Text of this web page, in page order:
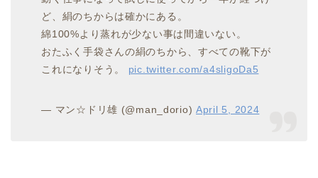
ど、絹のちからは確かにある。
綿100%より蒸れが少ない事は間違いない。
おたふく手袋さんの絹のちから、すべての靴下が
これになりそう。 pic.twitter.com/a4sligoDa5
— マン☆ドリ雄 (@man_dorio)April 5, 2024